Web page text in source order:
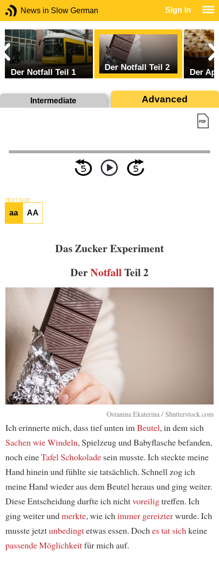
News in Slow German Sign In
Der Notfall Teil 1 Der Notfall Teil 2 Der
Intermediate Advanced
TEXT SIZE
aa AA
Das Zucker Experiment
DerNotfallTeil 2
Ostanina Ekaterina / Shutterstock.com
Ich erinnerte mich, dass tief unten imBeutel, in dem sich
Sachen wieWindeln, Spielzeug und Babyflasche befanden,
noch eineTafel Schokoladesein musste. Ich steckte meine
Hand hinein und fühlte sie tatsächlich. Schnell zog ich
meine Hand wieder aus dem Beutel heraus und ging weiter.
Diese Entscheidung durfte ich nichtvoreiligtreffen. Ich
ging weiter undmerkte, wie ichimmer gereizterwurde. Ich
musste jetztunbedingtetwas essen. Doches tat sichkeine
passende Möglichkeitfür mich auf.